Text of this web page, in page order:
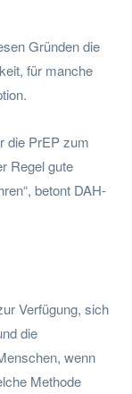
Gründen die
für manche
die PrEP zum
Regel gute
betont DAH-
Verfügung, sich
die
wenn
Methode